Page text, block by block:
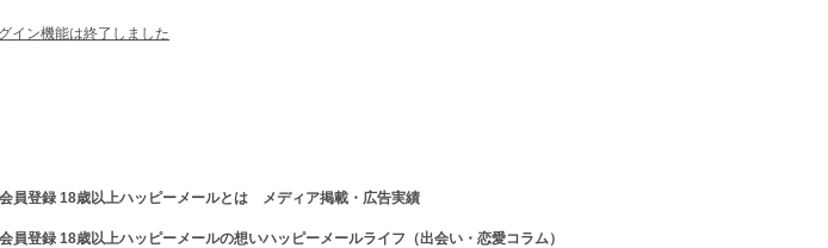
イン機能は終了しました
員登録 18歳以上
員登録 18歳以上
ハッピーメールとは
ハッピーメールの想い
メディア掲載・広告実績
ハッピーメールライフ（出会い・恋愛コラム）